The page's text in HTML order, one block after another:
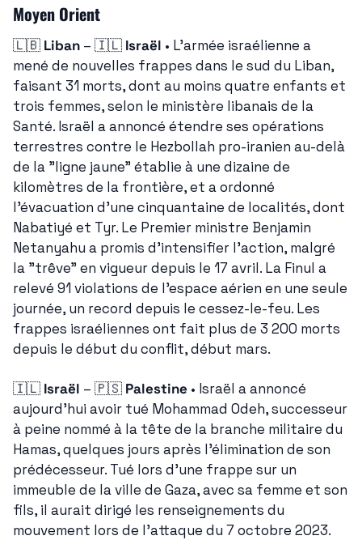
Moyen Orient
🇱🇧 Liban – 🇮🇱 Israël • L'armée israélienne a
mené de nouvelles frappes dans le sud du Liban,
faisant 31 morts, dont au moins quatre enfants et
trois femmes, selon le ministère libanais de la
Santé. Israël a annoncé étendre ses opérations
terrestres contre le Hezbollah pro-iranien au-delà
de la "ligne jaune" établie à une dizaine de
kilomètres de la frontière, et a ordonné
l'évacuation d'une cinquantaine de localités, dont
Nabatiyé et Tyr. Le Premier ministre Benjamin
Netanyahu a promis d'intensifier l'action, malgré
la "trêve" en vigueur depuis le 17 avril. La Finul a
relevé 91 violations de l'espace aérien en une seule
journée, un record depuis le cessez-le-feu. Les
frappes israéliennes ont fait plus de 3 200 morts
depuis le début du conflit, début mars.
🇮🇱 Israël – 🇵🇸 Palestine • Israël a annoncé
aujourd'hui avoir tué Mohammad Odeh, successeur
à peine nommé à la tête de la branche militaire du
Hamas, quelques jours après l'élimination de son
prédécesseur. Tué lors d'une frappe sur un
immeuble de la ville de Gaza, avec sa femme et son
fils, il aurait dirigé les renseignements du
mouvement lors de l'attaque du 7 octobre 2023.